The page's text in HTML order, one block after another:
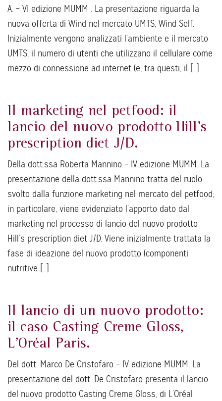
A. – VI edizione MUMM . La presentazione riguarda la
nuova offerta di Wind nel mercato UMTS, Wind Self.
Inizialmente vengono analizzati l’ambiente e il mercato
UMTS, il numero di utenti che utilizzano il cellulare come
mezzo di connessione ad internet (e, tra questi, il […]
Il marketing nel petfood: il
lancio del nuovo prodotto Hill’s
prescription diet J/D.
Della dott.ssa Roberta Mannino – IV edizione MUMM. La
presentazione della dott.ssa Mannino tratta del ruolo
svolto dalla funzione marketing nel mercato del petfood;
in particolare, viene evidenziato l’apporto dato dal
marketing nel processo di lancio del nuovo prodotto
Hill’s prescription diet J/D. Viene inizialmente trattata la
fase di ideazione del nuovo prodotto (componenti
nutritive […]
Il lancio di un nuovo prodotto:
il caso Casting Creme Gloss,
L’Oréal Paris.
Del dott. Marco De Cristofaro – IV edizione MUMM. La
presentazione del dott. De Cristofaro presenta il lancio
del nuovo prodotto Casting Creme Gloss, di L’Oréal